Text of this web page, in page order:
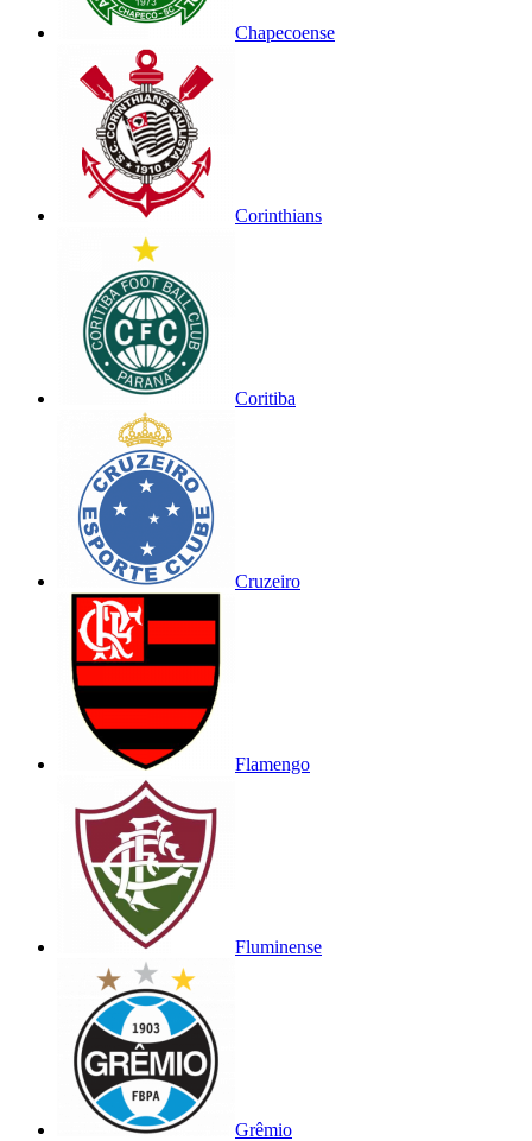
Chapecoense
Corinthians
Coritiba
Cruzeiro
Flamengo
Fluminense
Grêmio